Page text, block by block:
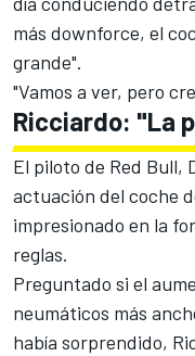
más downforce, el
grande".
"Vamos a ver, pero
Ricciardo: "La
El piloto de Red Bull,
actuación del coche
impresionado en la
reglas.
Preguntado si el
neumáticos más
había sorprendido,